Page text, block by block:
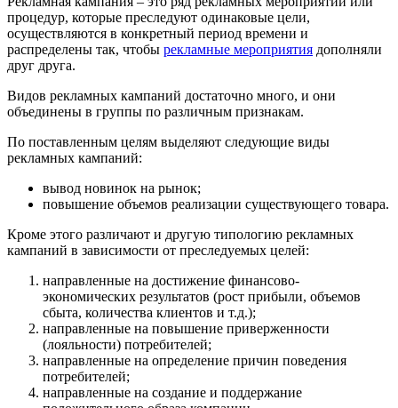
процедур, которые преследуют одинаковые цели,
осуществляются в конкретный период времени и
распределены так, чтобы рекламные мероприятия дополняли
друг друга.
Видов рекламных кампаний достаточно много, и они
объединены в группы по различным признакам.
По поставленным целям выделяют следующие виды
рекламных кампаний:
вывод новинок на рынок;
повышение объемов реализации существующего товара.
Кроме этого различают и другую типологию рекламных
кампаний в зависимости от преследуемых целей:
направленные на достижение финансово-
экономических результатов (рост прибыли, объемов
сбыта, количества клиентов и т.д.);
направленные на повышение приверженности
(лояльности) потребителей;
направленные на определение причин поведения
потребителей;
направленные на создание и поддержание